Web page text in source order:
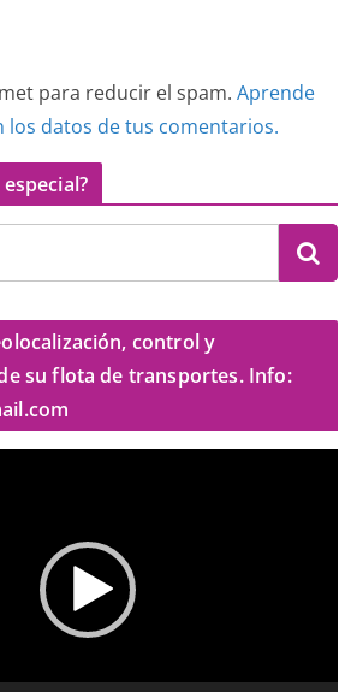
para reducir el spam. Aprende
los datos de tus comentarios.
control y
su flota de transportes. Info: